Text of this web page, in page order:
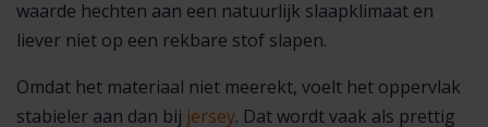
waarde hechten aan een natuurlijk slaapklimaat en
liever niet op een rekbare stof slapen.
Omdat het materiaal niet meerekt, voelt het oppervlak
stabieler aan dan bij jersey. Dat wordt vaak als prettig